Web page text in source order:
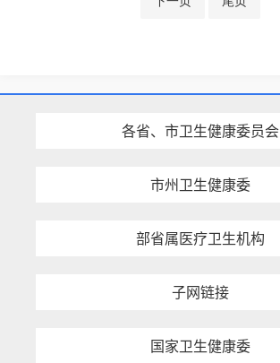
各省、市卫生健康委员会
市州卫生健康委
部省属医疗卫生机构
子网链接
国家卫生健康委